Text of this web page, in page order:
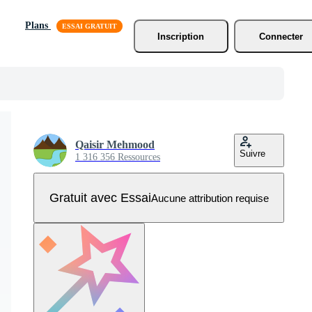
Plans
Inscription
Connecter
Qaisir Mehmood
1 316 356 Ressources Suivre
Gratuit avec EssaiAucune attribution requise